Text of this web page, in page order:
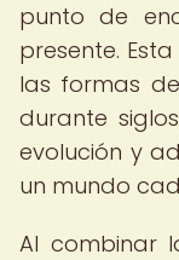
punto de
presente.
las formas
durante
evolución y
un mundo
Al combinar